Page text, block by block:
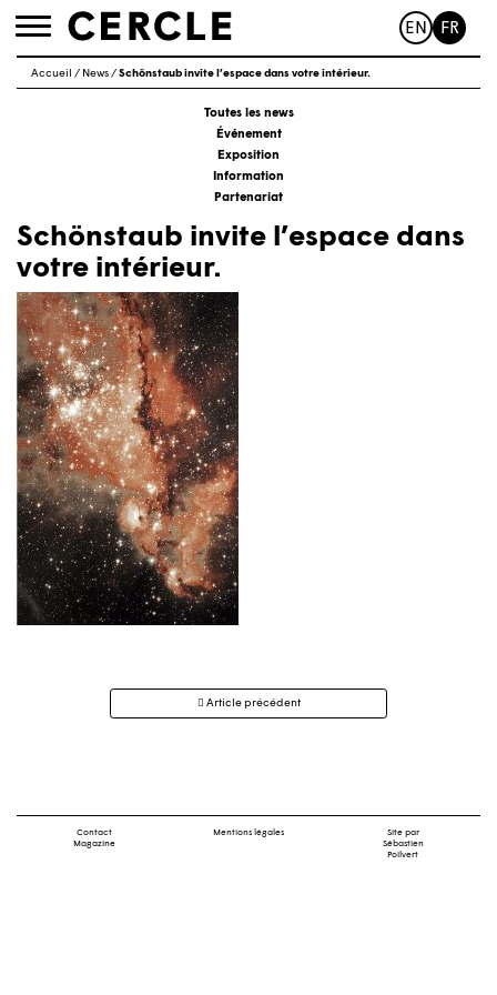
Toggle
EN FR
Accueil / News/Schönstaub invite l’espace dans votre intérieur.
Toutes les news
Événement
Exposition
Information
Partenariat
Schönstaub invite l’espace dans
votre intérieur.
Navigation
Article précédent
Contact
Magazine
Mentions légales
Site par
Sébastien
Poilvert